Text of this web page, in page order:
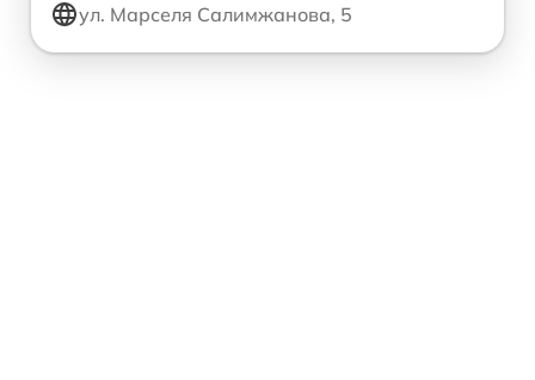
ул. Марселя Салимжанова, 5